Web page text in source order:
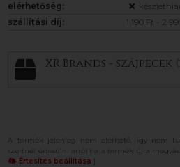
elérhetőség:
szállítási díj:
1 190 Ft - 2
XR Brands - szájpecek
A termék jelenleg nem elérhető, így nem
szertnél értesülni arról ha a termék újra
Értesítés beállítása ]